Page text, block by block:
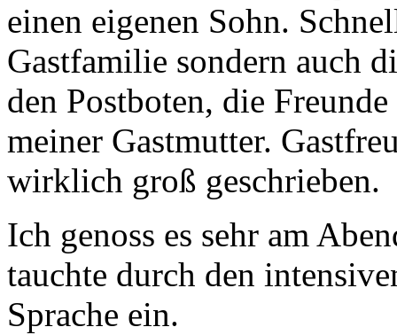
einen eigenen Sohn.
Gastfamilie sondern auch
den Postboten, die
meiner Gastmutter.
wirklich groß geschrieben.
Ich genoss es sehr am
tauchte durch den
Sprache ein.